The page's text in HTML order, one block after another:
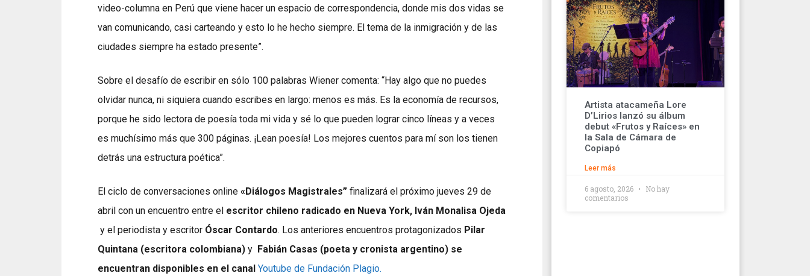
video-columna en Perú que viene hacer un espacio de correspondencia, donde mis dos vidas se
van comunicando, casi carteando y esto lo he hecho siempre. El tema de la inmigración y de las
ciudades siempre ha estado presente”.
Sobre el desafío de escribir en sólo 100 palabras Wiener comenta: “Hay algo que no puedes
olvidar nunca, ni siquiera cuando escribes en largo: menos es más. Es la economía de recursos,
porque he sido lectora de poesía toda mi vida y sé lo que pueden lograr cinco líneas y a veces
es muchísimo más que 300 páginas. ¡Lean poesía! Los mejores cuentos para mí son los tienen
detrás una estructura poética”.
El ciclo de conversaciones online «Diálogos Magistrales” finalizará el próximo jueves 29 de
abril con un encuentro entre el escritor chileno radicado en Nueva York, Iván Monalisa Ojeda
y el periodista y escritor Óscar Contardo. Los anteriores encuentros protagonizados Pilar
Quintana (escritora colombiana) y Fabián Casas (poeta y cronista argentino) se
encuentran disponibles en el canal Youtube de Fundación Plagio.
Artista atacameña Lore
D’Lirios lanzó su álbum
debut «Frutos y Raíces» en
la Sala de Cámara de
Copiapó
Leer más
6 agosto, 2026
No hay
comentarios